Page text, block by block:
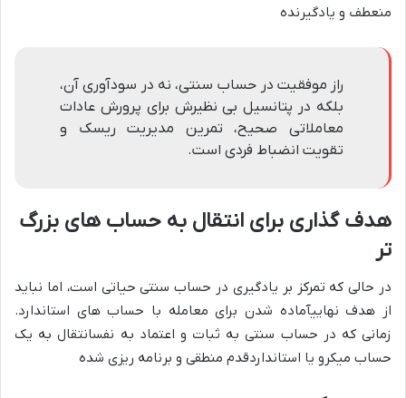
منعطف و یادگیرنده
راز موفقیت در حساب سنتی، نه در سودآوری آن،
بلکه در پتانسیل بی نظیرش برای پرورش عادات
معاملاتی صحیح، تمرین مدیریت ریسک و
تقویت انضباط فردی است.
هدف گذاری برای انتقال به حساب های بزرگ
تر
در حالی که تمرکز بر یادگیری در حساب سنتی حیاتی است، اما نباید
از هدف نهاییآماده شدن برای معامله با حساب های استاندارد.
زمانی که در حساب سنتی به ثبات و اعتماد به نفسانتقال به یک
حساب میکرو یا استانداردقدم منطقی و برنامه ریزی شده